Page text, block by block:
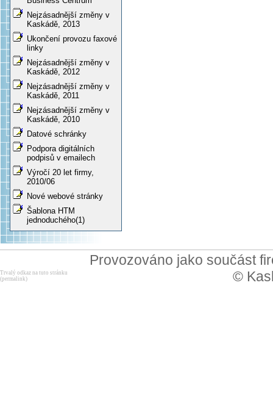
Nejzásadnější změny v
Kaskádě, 2013
Ukončení provozu faxové
linky
Nejzásadnější změny v
Kaskádě, 2012
Nejzásadnější změny v
Kaskádě, 2011
Nejzásadnější změny v
Kaskádě, 2010
Datové schránky
Podpora digitálních
podpisů v emailech
Výročí 20 let firmy,
2010/06
Nové webové stránky
Šablona HTM
jednoduchého(1)
Provozováno jako součást
©
Trvalý odkaz na tuto stránku
(permalink)